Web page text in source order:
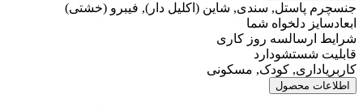
جنسچرم پاستل, سندی, شاین (اکلیل دار), فیبرو (خشتی)
ابعادسایز دلخواه شما
شرایط ارسالسه روز کاری
قابلیت شستشودارد
کاربریاداری, کودک, مسکونی
اطلاعات محصول